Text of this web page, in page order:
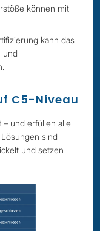
können mit
kann das
und
C5-Niveau
– und erfüllen alle
sind
und setzen